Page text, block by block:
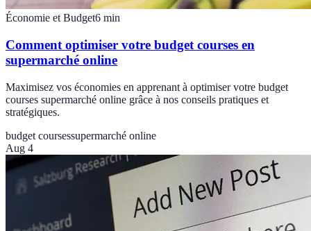
Économie et Budget6 min
Comment optimiser votre budget courses en
supermarché online
Maximisez vos économies en apprenant à optimiser votre budget
courses supermarché online grâce à nos conseils pratiques et
stratégiques.
budget coursessupermarché online
Aug 4